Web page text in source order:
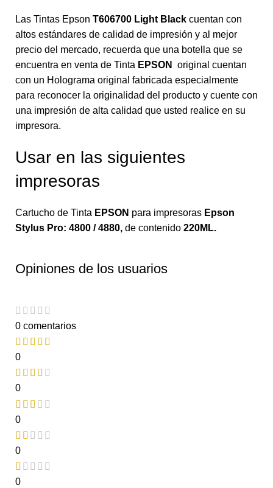
Las Tintas Epson T606700 Light Black cuentan con
altos estándares de calidad de impresión y al mejor
precio del mercado, recuerda que una botella que se
encuentra en venta de Tinta EPSON
original cuentan
con un Holograma original fabricada especialmente
para reconocer la originalidad del producto y cuente con
una impresión de alta calidad que usted realice en su
impresora.
Usar en las siguientes
impresoras
Cartucho de Tinta EPSON para impresoras Epson
Stylus Pro: 4800 / 4880, de contenido 220ML.
Opiniones de los usuarios
0 comentarios
0
0
0
0
0